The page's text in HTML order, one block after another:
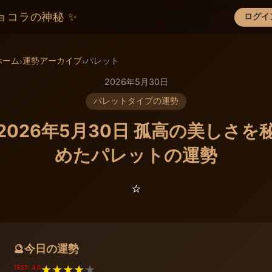
コラの神秘 ✨ ログイ
×
ーム›運勢アーカイブ›パレット
2026年5月30日
パレットタイプの運勢
年5月30日 孤高の美しさを
めたパレットの運勢
⭐️
🔮今日の運勢
TEST: 4.0